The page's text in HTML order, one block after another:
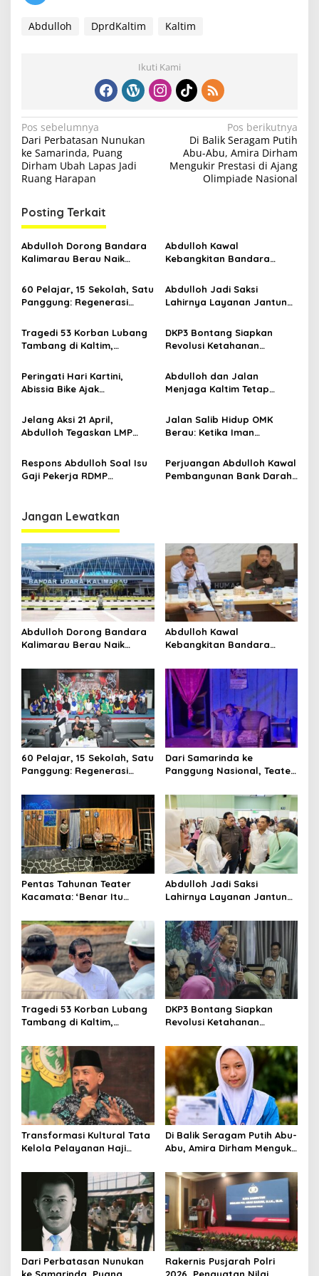
Abdulloh DprdKaltim Kaltim
Ikuti Kami
N
a
v
i
g
a
s
i
p
o
s
Pos sebelumnya
Dari Perbatasan Nunukan
ke Samarinda, Puang
Dirham Ubah Lapas Jadi
Ruang Harapan
Pos berikutnya
Di Balik Seragam Putih
Abu-Abu, Amira Dirham
Mengukir Prestasi di Ajang
Olimpiade Nasional
Posting Terkait
Abdulloh Dorong Bandara
Kalimarau Berau Naik
Internasional Kaltim
Abdulloh Kawal
Kebangkitan Bandara
Dorong Keberlanjutan
Proyek Strategis
60 Pelajar, 15 Sekolah, Satu
Panggung: Regenerasi
Jalannya
Abdulloh Jadi Saksi
Lahirnya Layanan Jantung
Jawaban Kebutuhan
Rakyat
Tragedi 53 Korban Lubang
Tambang di Kaltim,
Total Tata Kelola
DKP3 Bontang Siapkan
Revolusi Ketahanan
Smartani Jadi Senjata
Peringati Hari Kartini,
Abissia Bike Ajak
Sambil Berkebaya
Abdulloh dan Jalan
Menjaga Kaltim Tetap
Gelombang Aksi 21 April
Jelang Aksi 21 April,
Abdulloh Tegaskan LMP
Kondusifitas Bersama TNI-
Polri
Jalan Salib Hidup OMK
Berau: Ketika Iman
Panggung
Respons Abdulloh Soal Isu
Gaji Pekerja RDMP
Buruh
Perjuangan Abdulloh Kawal
Pembangunan Bank Darah
Jangan Lewatkan
Abdulloh Dorong Bandara
Kalimarau Berau Naik
Internasional Kaltim
Abdulloh Kawal
Kebangkitan Bandara
Dorong Keberlanjutan
Proyek Strategis
60 Pelajar, 15 Sekolah, Satu
Panggung: Regenerasi
Jalannya
Dari Samarinda ke
Panggung Nasional, Teater
Kalimantan ke FTRN ISI
Yogyakarta
Pentas Tahunan Teater
Kacamata: ‘Benar Itu
Korupsi dan Kemiskinan
Abdulloh Jadi Saksi
Lahirnya Layanan Jantung
Jawaban Kebutuhan
Rakyat
Tragedi 53 Korban Lubang
Tambang di Kaltim,
Total Tata Kelola
DKP3 Bontang Siapkan
Revolusi Ketahanan
Smartani Jadi Senjata
Transformasi Kultural Tata
Kelola Pelayanan Haji
Di Balik Seragam Putih Abu-
Abu, Amira Dirham Mengukir
Nasional
Dari Perbatasan Nunukan
ke Samarinda, Puang
Rakernis Pusjarah Polri
2026, Penguatan Nilai